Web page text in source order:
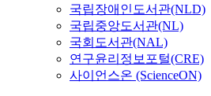
국립장애인도서관(NLD)
국립중앙도서관(NL)
국회도서관(NAL)
연구윤리정보포털(CRE)
사이언스온 (ScienceON)